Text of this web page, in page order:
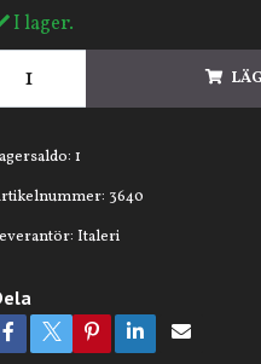
I lager.
1
3640
Italeri